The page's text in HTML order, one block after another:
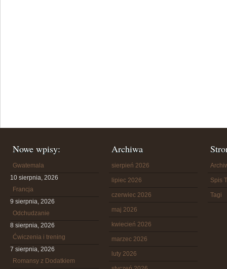
Nowe wpisy:
Gwatemala
10 sierpnia, 2026
Francja
9 sierpnia, 2026
Odchudzanie
8 sierpnia, 2026
Ćwiczenia i trening
7 sierpnia, 2026
Romansy z Dodatkiem
Archiwa
sierpień 2026
lipiec 2026
czerwiec 2026
maj 2026
kwiecień 2026
marzec 2026
luty 2026
Spis
Tagi